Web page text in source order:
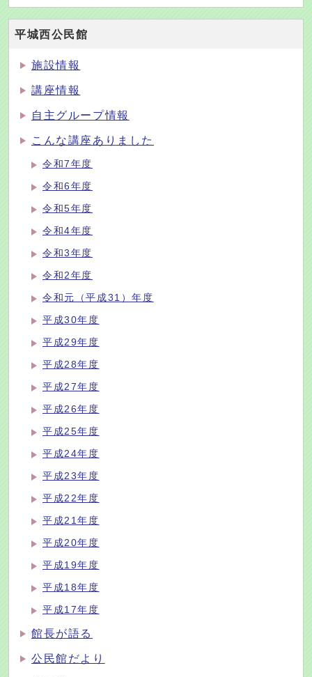
平城西公民館
施設情報
講座情報
自主グループ情報
こんな講座ありました
令和7年度
令和6年度
令和5年度
令和4年度
令和3年度
令和2年度
令和元（平成31）年度
平成30年度
平成29年度
平成28年度
平成27年度
平成26年度
平成25年度
平成24年度
平成23年度
平成22年度
平成21年度
平成20年度
平成19年度
平成18年度
平成17年度
館長が語る
公民館だより